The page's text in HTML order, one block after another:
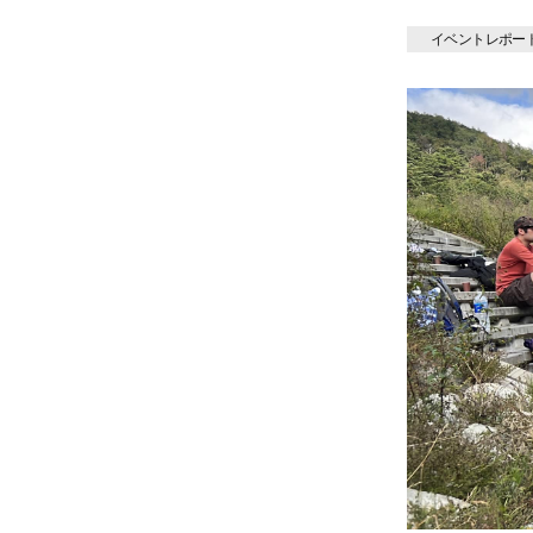
イベントレポー